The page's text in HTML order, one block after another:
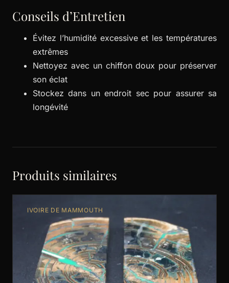
Conseils d’Entretien
Évitez l’humidité excessive et les températures
extrêmes
Nettoyez avec un chiffon doux pour préserver
son éclat
Stockez dans un endroit sec pour assurer sa
longévité
Produits similaires
IVOIRE DE MAMMOUTH